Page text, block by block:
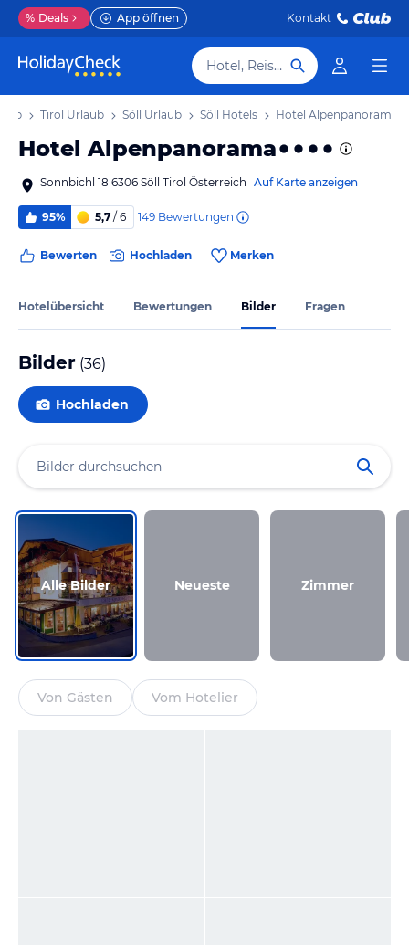
% Deals App öffnen Kontakt
Hotel, Reiseziel
Tirol Urlaub Söll Urlaub Söll Hotels Hotel Alpenpanorama
Hotel Alpenpanorama
Sonnbichl 18 6306 Söll Tirol Österreich Auf Karte anzeigen
95% 5,7 / 6 149 Bewertungen
Bewerten Hochladen Merken
Hotelübersicht Bewertungen Bilder Fragen
Bilder (36)
Hochladen
Alle Bilder Neueste Zimmer
Von Gästen Vom Hotelier